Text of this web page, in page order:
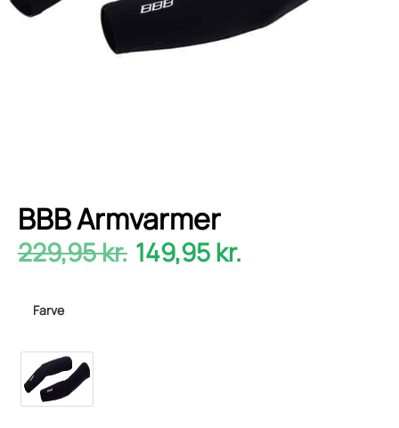
BBB Armvarmer
229,95kr. 149,95 kr.
Farve